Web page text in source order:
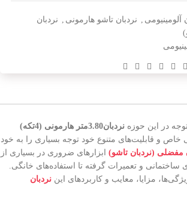
آلومینیومی , نردبان تاشو هارمونی , نردبان
در این حوزه نردبان3.80متر هارمونی (4تکه)
و قابلیت‌های متنوع خود توجه بسیاری را به خود
مفضلی (نردبان تاشو) ابزارهای ضروری در بسیاری از
ساختمانی و تعمیرات گرفته تا استفاده‌های خانگی.
مزایا، معایب و کاربردهای این نردبان